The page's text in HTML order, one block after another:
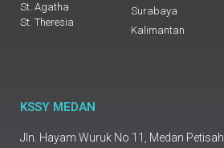
St. Agatha
St. Theresia
Surabaya
Kalimantan
KSSY MEDAN
Jln. Hayam Wuruk No 11, Medan Petisah